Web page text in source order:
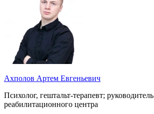
Ахполов Артем Евгеньевич
Психолог, гештальт-терапевт; руководитель
реабилитационного центра